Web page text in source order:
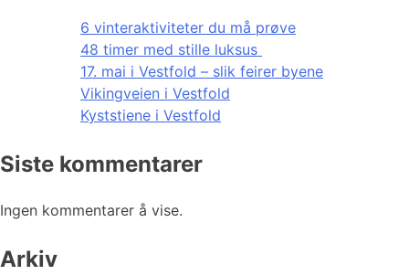
6 vinteraktiviteter du må prøve
48 timer med stille luksus
17. mai i Vestfold – slik feirer byene
Vikingveien i Vestfold
Kyststiene i Vestfold
Siste kommentarer
Ingen kommentarer å vise.
Arkiv